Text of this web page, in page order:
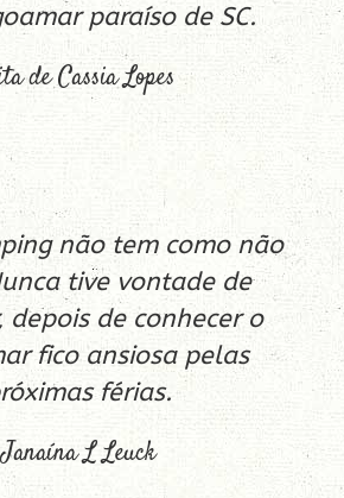
paraíso de SC.
de Cassia Lopes
não tem como não
tive vontade de
depois de conhecer o
fico ansiosa pelas
férias.
Janaína L Leuck